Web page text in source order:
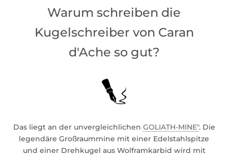
Warum schreiben die
Kugelschreiber von Caran
d'Ache so gut?
Das liegt an der unvergleichlichen GOLIATH-MINE". Die
legendäre Großraummine mit einer Edelstahlspitze
und einer Drehkugel aus Wolframkarbid wird mit